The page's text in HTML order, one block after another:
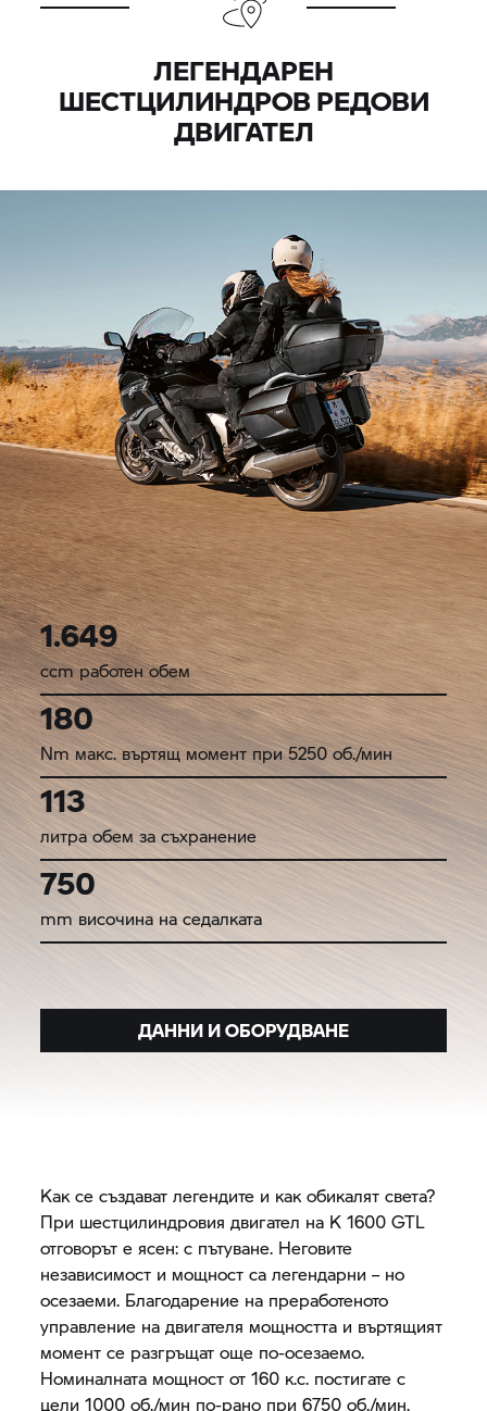
ЛЕГЕНДАРЕН
ШЕСТЦИЛИНДРОВ РЕДОВИ
ДВИГАТЕЛ
1.649
ccm работен обем
180
Nm макс. въртящ момент при 5250 об./мин
113
литра обем за съхранение
750
mm височина на седалката
ДАННИ И ОБОРУДВАНЕ
Как се създават легендите и как обикалят света?
При шестцилиндровия двигател на K 1600 GTL
отговорът е ясен: с пътуване. Неговите
независимост и мощност са легендарни – но
осезаеми. Благодарение на преработеното
управление на двигателя мощността и въртящият
момент се разгръщат още по-осезаемо.
Номиналната мощност от 160 к.с. постигате с
цели 1000 об./мин по-рано при 6750 об./мин.